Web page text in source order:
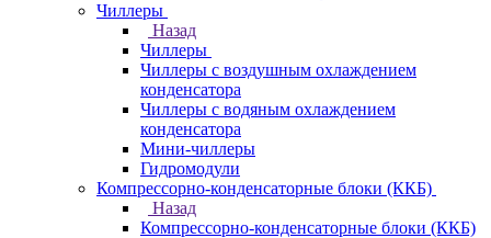
Чиллеры
Назад
Чиллеры
Чиллеры с воздушным охлаждением
конденсатора
Чиллеры с водяным охлаждением
конденсатора
Мини-чиллеры
Гидромодули
Компрессорно-конденсаторные блоки (ККБ)
Назад
Компрессорно-конденсаторные блоки (ККБ)